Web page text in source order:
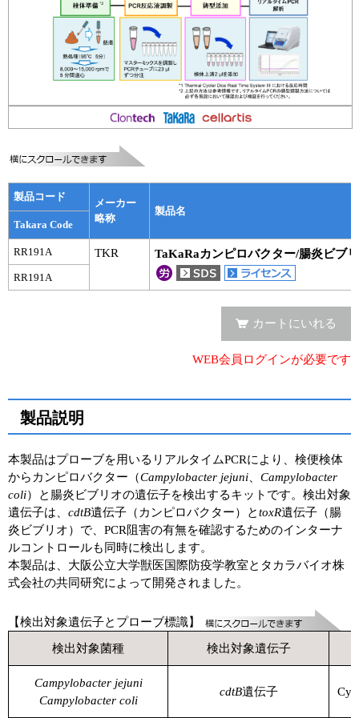
動画ライブラリー
製品コード
メーカー
略称
製品名
Takara Code
RR191A TKR TaKaRaカンピロバクター/腸炎ビブ
RR191A
カートにいれる
WEB会員ログインが必要です
製品説明
本製品はプローブを用いるリアルタイムPCRにより、検便検体
からカンピロバクター（Campylobacter jejuni
Campylobacter
coli）と腸炎ビブリオの遺伝子を検出するキットです。検出対象
遺伝子は、 cdtB遺伝子（カンピロバクター）とtoxR遺伝子（腸
炎ビブリオ）で、PCR阻害の有無を確認するためのインターナ
ルコントロールも同時に検出します。
本製品は、大阪公立大学獣医国際防疫学教室とタカラバイオ株
式会社の共同研究によって開発されました。
【検出対象遺伝子とプローブ標識】
検出対象菌種 検出対象遺伝子
Campylobacter jejuni
Campylobacter coli
cdtB遺伝子